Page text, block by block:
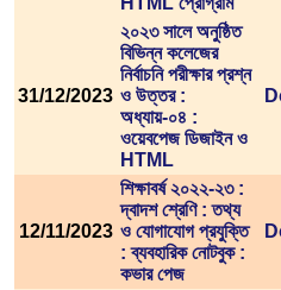
31/12/2023
২০২৩ সালে অনুষ্ঠিত
বিভিন্ন কলেজের
নির্বাচনি পরীক্ষার প্রশ্ন
ও উত্তর :
অধ্যায়-০৪ :
ওয়েবপেজ ডিজাইন ও
HTML
12/11/2023
শিক্ষাবর্ষ ২০২২-২৩ :
দ্বাদশ শ্রেণি : তথ্য
ও যোগাযোগ প্রযুক্তি
: ব্যবহারিক নোটবুক :
কভার পেজ